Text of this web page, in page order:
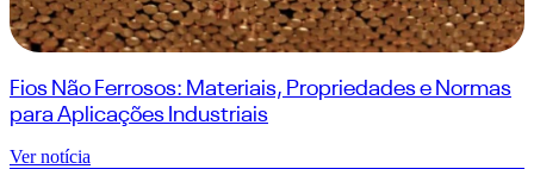
Fios Não Ferrosos: Materiais, Propriedades e Normas
para Aplicações Industriais
Ver notícia